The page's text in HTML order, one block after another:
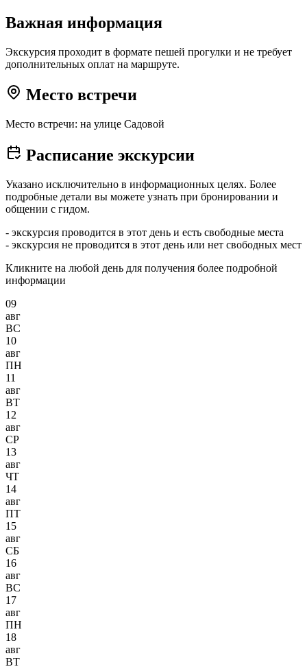
Важная информация
Экскурсия проходит в формате пешей прогулки и не требует
дополнительных оплат на маршруте.
Место встречи
Место встречи: на улице Садовой
Расписание экскурсии
Указано исключительно в информационных целях. Более
подробные детали вы можете узнать при бронировании и
общении с гидом.
- экскурсия проводится в этот день и есть свободные места
- экскурсия не проводится в этот день или нет свободных мест
Кликните на любой день для получения более подробной
информации
09
авг
ВС
10
авг
ПН
11
авг
ВТ
12
авг
СР
13
авг
ЧТ
14
авг
ПТ
15
авг
СБ
16
авг
ВС
17
авг
ПН
18
авг
ВТ